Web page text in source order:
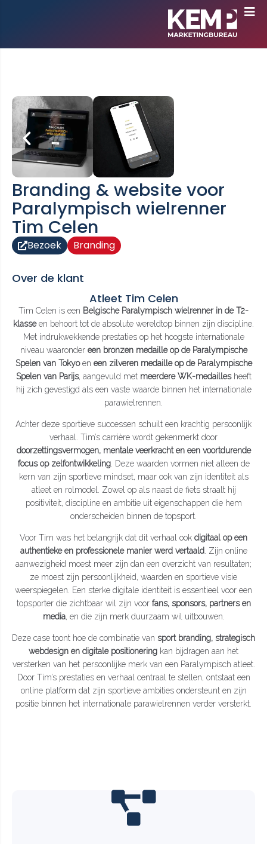
Branding & website voor
Paralympisch wielrenner
Tim Celen
Bezoek Branding
Over de klant
Atleet Tim Celen
Tim Celen is een Belgische Paralympisch wielrenner in de T2-
klasseen behoort tot de absolute wereldtop binnen zijn discipline.
Met indrukwekkende prestaties op het hoogste internationale
niveau waaronder een bronzen medaille op de Paralympische
Spelen van Tokyoen een zilveren medaille op de Paralympische
Spelen van Parijs, aangevuld met meerdere WK-medaillesheeft
hij zich gevestigd als een vaste waarde binnen het internationale
parawielrennen.
Achter deze sportieve successen schuilt een krachtig persoonlijk
verhaal. Tim’s carrière wordt gekenmerkt door
doorzettingsvermogen, mentale veerkracht en een voortdurende
focus op zelfontwikkeling. Deze waarden vormen niet alleen de
kern van zijn sportieve mindset, maar ook van zijn identiteit als
atleet en rolmodel. Zowel op als naast de fiets straalt hij
positiviteit, discipline en ambitie uit eigenschappen die hem
onderscheiden binnen de topsport.
Voor Tim was het belangrijk dat dit verhaal ook digitaal op een
authentieke en professionele manier werd vertaald . Zijn online
aanwezigheid moest meer zijn dan een overzicht van resultaten;
ze moest zijn persoonlijkheid, waarden en sportieve visie
weerspiegelen. Een sterke digitale identiteit is essentieel voor een
topsporter die zichtbaar wil zijn voor fans, sponsors, partners en
media, en die zijn merk duurzaam wil uitbouwen.
Deze case toont hoe de combinatie van sport branding, strategisch
webdesign en digitale positionering kan bijdragen aan het
versterken van het persoonlijke merk van een Paralympisch atleet.
Door Tim’s prestaties en verhaal centraal te stellen, ontstaat een
online platform dat zijn sportieve ambities ondersteunt en zijn
positie binnen het internationale parawielrennen verder versterkt.